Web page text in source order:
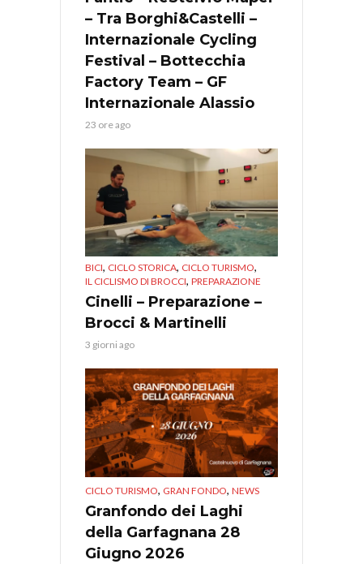
– Tra Borghi&Castelli –
Internazionale Cycling
Festival – Bottecchia
Factory Team – GF
Internazionale Alassio
23 ore ago
BICI, CICLO STORICA, CICLO TURISMO,
IL CICLISMO DI BROCCI, PREPARAZIONE
Cinelli – Preparazione –
Brocci & Martinelli
3 giorni ago
CICLO TURISMO, GRAN FONDO, NEWS
Granfondo dei Laghi
della Garfagnana 28
Giugno 2026